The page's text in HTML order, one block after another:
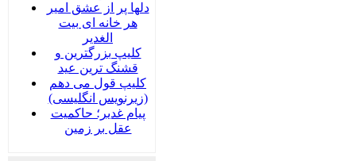
دلها پر از عشق امیر
هر خانه ای بیت
الغدیر
کلیپ بزرگترین و
قشنگ ترین عید
کلیپ قول می دهم
(زیرنویس انگلیسی)
پیام غدیر؛ حاکمیت
عقل بر زمین